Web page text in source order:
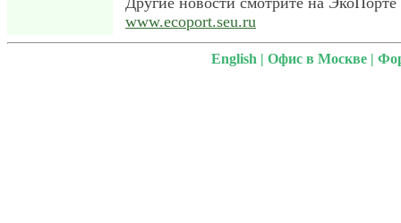
www.ecoport.seu.ru
English | Офис в Москве |